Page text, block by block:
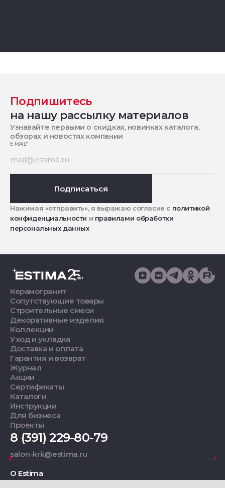
Подпишитесь
на нашу рассылку материалов
Узнавайте первыми о скидках, новинках каталога,
обзорах и новостях компании
E-MAIL*
Подписаться
Нажимая «отправить», я выражаю согласие с политикой
конфиденциальности и правилами обработки
персональных данных
Керамогранит
Сопутствующие товары
Строительные смеси
Декоративные изделия
Коллекции
Уход и укладка
Доставка и оплата
Гарантия и возврат
Журнал
Акции
Сертификаты
Каталоги
Инструкции
Для бизнеса
Проекты
8 (391) 229-80-79
salon-krk@estima.ru
О Estima